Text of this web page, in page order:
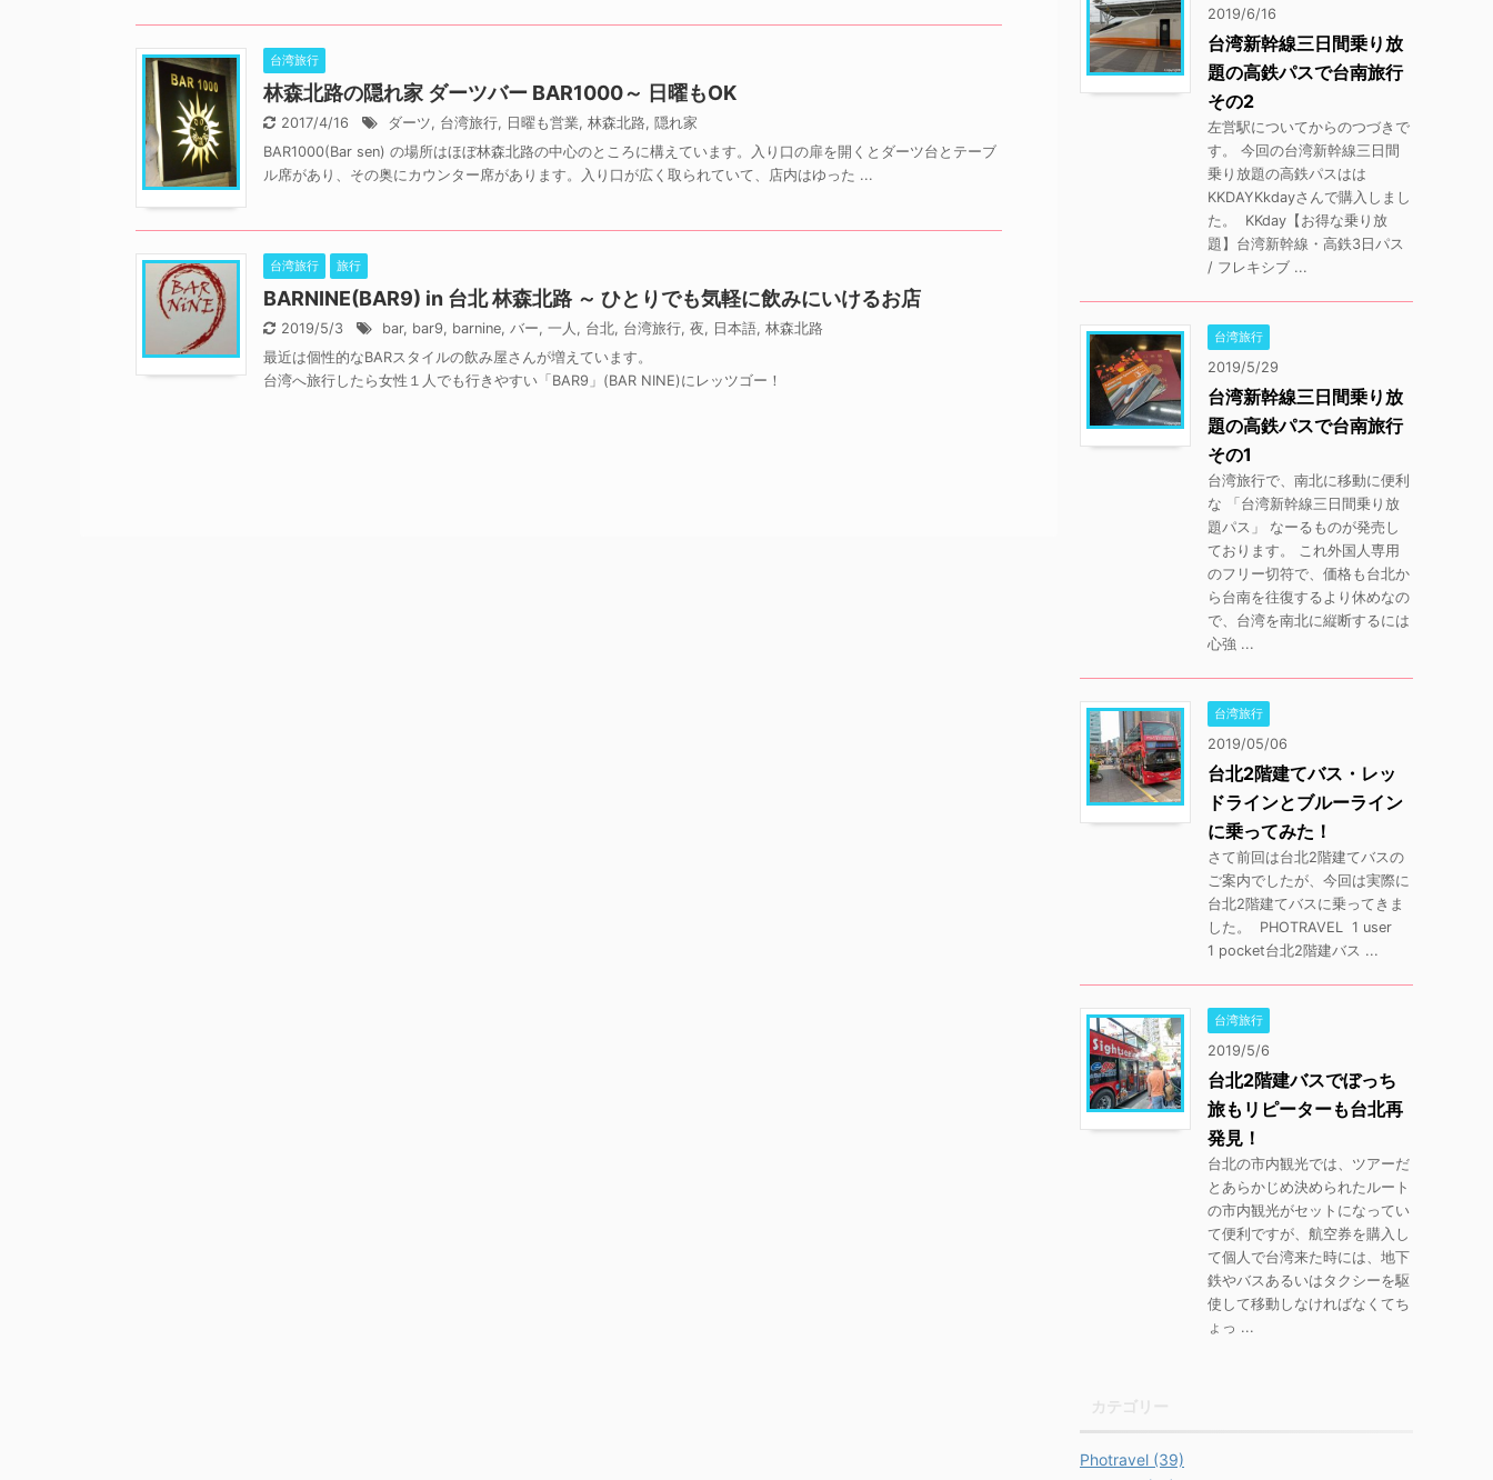
台湾旅行
林森北路の隠れ家 ダーツバー BAR1000～ 日曜もOK
2017/4/16 ダーツ, 台湾旅行, 日曜も営業, 林森北路, 隠れ家
BAR1000(Bar sen) の場所はほぼ林森北路の中心のところに構えています。入り口の扉を開くとダーツ台とテーブ
ル席があり、その奥にカウンター席があります。入り口が広く取られていて、店内はゆった ...
台湾旅行 旅行
BARNINE(BAR9) in 台北 林森北路 ～ ひとりでも気軽に飲みにいけるお店
2019/5/3 bar, bar9, barnine, バー, 一人 , 台北, 台湾旅行, 夜, 日本語, 林森北路
最近は個性的なBARスタイルの飲み屋さんが増えています。
台湾へ旅行したら女性１人でも行きやすい「BAR9」(BAR NINE)にレッツゴー！
2019/6/16
台湾新幹線三日間乗り放
題の高鉄パスで台南旅行
その2
左営駅についてからのつづきで
す。 今回の台湾新幹線三日間
乗り放題の高鉄パスはは
KKDAYKkdayさんで購入しまし
た。 KKday【お得な乗り放
題】台湾新幹線・高鉄3日パス
/ フレキシブ ...
台湾旅行
2019/5/29
台湾新幹線三日間乗り放
題の高鉄パスで台南旅行
その1
台湾旅行で、南北に移動に便利
な 「台湾新幹線三日間乗り放
題パス」 なーるものが発売し
ております。 これ外国人専用
のフリー切符で、価格も台北か
ら台南を往復するより休めなの
で、台湾を南北に縦断するには
心強 ...
台湾旅行
2019/05/06
台北2階建てバス・レッ
ドラインとブルーライン
に乗ってみた！
さて前回は台北2階建てバスの
ご案内でしたが、今回は実際に
台北2階建てバスに乗ってきま
した。 PHOTRAVEL 1 user
1 pocket台北2階建バス ...
台湾旅行
2019/5/6
台北2階建バスでぼっち
旅もリピーターも台北再
発見！
台北の市内観光では、ツアーだ
とあらかじめ決められたルート
の市内観光がセットになってい
て便利ですが、航空券を購入し
て個人で台湾来た時には、地下
鉄やバスあるいはタクシーを駆
使して移動しなければなくてち
ょっ ...
Photravel (39)